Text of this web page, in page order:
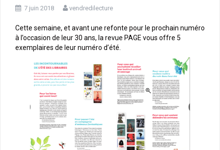
7 juin 2018 vendredilecture
Cette semaine, et avant une refonte pour le prochain numéro
à l’occasion de leur 30 ans, la revue PAGE vous offre 5
exemplaires de leur numéro d’été.